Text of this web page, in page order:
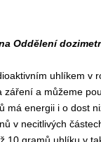
Oddělení
uhlíkem v
a můžeme
má energii i o dost
v necitlivých
gramů uhlíku v